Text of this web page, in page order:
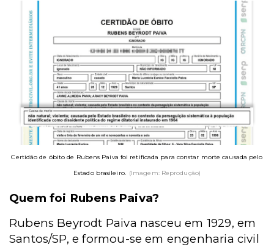
Certidão de óbito de Rubens Paiva foi retificada para constar morte causada pelo
Estado brasileiro. (Imagem: Reprodução)
Quem foi Rubens Paiva?
Rubens Beyrodt Paiva nasceu em 1929, em
Santos/SP, e formou-se em engenharia civil